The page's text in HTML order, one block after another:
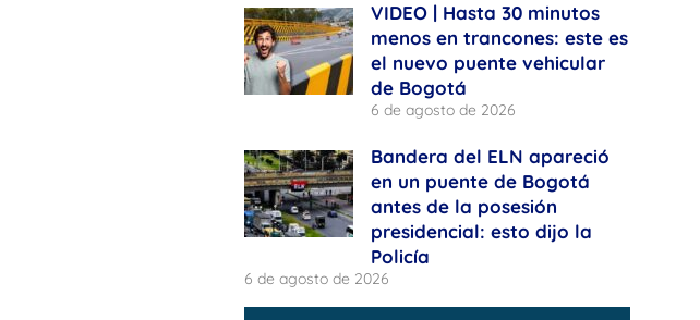
VIDEO | Hasta 30 minutos
menos en trancones: este es
el nuevo puente vehicular
de Bogotá
6 de agosto de 2026
Bandera del ELN apareció
en un puente de Bogotá
antes de la posesión
presidencial: esto dijo la
Policía
6 de agosto de 2026